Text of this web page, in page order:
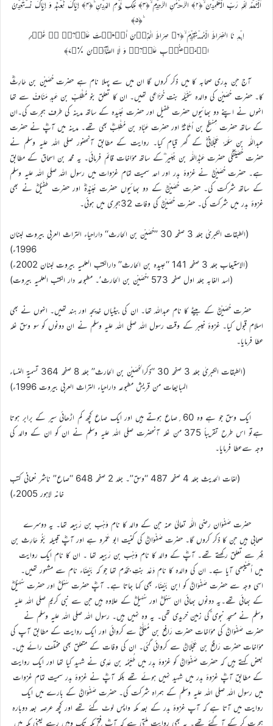
اَلۡحَمۡدُ لِلّٰہِ رَبِّ الۡعٰلَمِیۡنَ ۙ﴿۲﴾ الرَّحۡمٰنِ الرَّحِیۡمِ ۙ﴿۳﴾ مٰلِکِ یَوۡمِ الدِّیۡنِ ؕ﴿۴﴾ إِیَّاکَ نَعۡبُدُ وَ إِیَّاکَ نَسۡتَعِیۡنُ
ؕ﴿۵﴾
اِہۡدِ نَا الصِّرَاطَ الۡمُسۡتَقِیۡمَ ۙ﴿۶﴾ صِرَاطَ الَّذِیۡنَ أَنۡعَمۡتَ عَلَیۡہِمۡ ۬ۙ غَیۡرِ
الۡمَغۡضُوۡبِ عَلَیۡہِمۡ وَ لَا الضَّآلِّیۡنَ ٪﴿۷﴾
آج جن بدری صحابہ کا میں ذکر کروں گا ان میں سے پہلا نام ہے حضرت حُصَیْن بن حَارِثؓ
کا۔ حضرت حُصَیْن کی والدہ سُخَیْلَہ بنت خُزَاعِی تھیں۔ ان کا تعلق بنو مُطَّلِبْ بن عَبدِ مَنَافْ سے تھا
انہوں نے اپنے دو بھائیوں حضرت طفیل اور حضرت عُبَیدہ کے ساتھ مدینہ کی طرف ہجرت کی۔ان
کے ساتھ حضرت مِسْطَح بن اُثَاثہؓ اور حضرت عَبَّاد بن مُطَّلِبؓ بھی تھے۔ مدینہ میں آپؓ نے حضرت
عبداللّٰہ بن سَلَمَہْ عَجْلَانِیؓ کے گھر قیام کیا۔ روایت کے مطابق آنحضور صلی اللہ علیہ وسلم نے
حضرت حُصَیْنؓکی حضرت عَبْدُاللّٰہ بن جُبَیر ؓکے ساتھ مؤاخات قائم فرمائی۔ یہ محمد بن اسحاق کے مطابق
ہے۔ حضرت حُصَیْنؓ نے غزوۂ بدر اور احد سمیت تمام غزوات میں رسول اللہ صلی اللہ علیہ وسلم
کے ساتھ شرکت کی۔ حضرت حُصَیْنؓ کے دو بھائیوں حضرت عُبَیْدَہؓ اور حضرت طُفَیْلؓ نے بھی
غزوۂ بدر میں شرکت کی۔ حضرت حُصَیْنؓ کی وفات 32ہجری میں ہوئی۔
(الطبقات الکبریٰ جلد 3 صفحہ 30 ’’حُصَیْن بن الحارث‘‘ داراحیاء التراث العربی بیروت لبنان
1996ء)
(الاستیعاب جلد 3 صفحہ 141 ‘‘عبیدہ بن الحارث’’ دارالکتب العلمیہ بیروت لبنان 2002ء)
(اسد الغابہ جلد اول صفحہ 573 ‘حُصَیْن بن الحارث’۔ مطبوعہ دار الکتب العلمیہ بیروت)
حضرت حُصَیْنؓ کے بیٹے کا نام عبداللہ تھا۔ ان کی بیٹیاں خدیجہ اور ہند تھیں۔ انہوں نے بھی
اسلام قبول کیا۔ غزوۂ خیبر کے وقت رسول اللہ صلی اللہ علیہ وسلم نے ان دونوں کو سو وسق غلہ
عطا فرمایا۔
(الطبقات الکبریٰ جلد 3 صفحہ 30 ‘‘ذکرالحُصَیْن بن الحارث’’ جلد 8 صفحہ 364 تسمیة النساء
المبایعات من قریش مطبوعہ داراحیاء التراث العربی بیروت 1996ء)
ایک وسق جو ہے وہ 60؍صاع ہوتے ہیں اور ایک صاع کچھ کم اڑھائی سیر کے برابر ہوتا
ہےتو اس طرح تقریباً 375 من غلہ آنحضرت صلی اللہ علیہ وسلم نے ان کو ان کے والد کی
وجہ سےعطا فرمایا۔
(لغات الحدیث جلد 4 صفحہ 487 ‘‘وسق’’۔ جلد 2 صفحہ 648 ‘‘صاع’’ ناشر نعمانی کتب
خانہ لاہور 2005ء)
حضرت صَفْوَان رضی اللّٰہ تعالیٰ عنہ جن کے والد کا نام وَہْب بن رَبِیعہ تھا۔ یہ دوسرے
صحابی ہیں جن کا ذکر کروں گا۔ حضرت صَفْوَانؓ کی کنیت ابو عَمْرو ہے اور آپؓ قبیلہ بَنُو حَارِث بن
فِہْر سے تعلق رکھتے تھے۔ آپؓ کے والد کا نام وَہْب بن رَبِیعہ تھا ۔ ان کا نام ایک روایت
میں اُھَیْببھی آیا ہے۔ ان کی والدہ کا نام دَعْد بنتِ جَحْدَم تھا جو کہ بَیْضَاء نام سے مشہور تھیں۔
اسی وجہ سے حضرت صَفْوَانؓ کو ابن بَیْضَاء بھی کہا جاتا ہے۔ آپؓ حضرت سَہْلؓ اور حضرت سُہَیْلؓ
کے بھائی تھے۔یہ دونوں بھائی ان سَہْلؓ اور سُہَیلؓ کے علاوہ ہیں جن سے نبی کریم صلی اللہ علیہ
وسلم نے مسجد نبوی ؐکی زمین خریدی تھی۔ یہ وہ نہیں ہیں۔ رسول اللہ صلی اللہ علیہ وسلم نے
حضرت صَفْوَانؓ کی مؤاخات حضرت رَافِع بن مُعَلّٰیؓ سے کروائی اور ایک روایت کے مطابق آپ کی
مؤاخات حضرت رَافِعْ بن عَجْلَانؓ سے کروائی گئی۔ ان کی وفات کے متعلق بھی مختلف رائے ہیں۔
بعض کہتے ہیں کہ حضرت صَفْوَانؓ کو غزوۂ بدر میں طُعَیْمَہ بن عَدِی نے شہید کیا تھا اور ایک روایت
کے مطابق آپؓ غزوۂ بدر میں شہید نہیں ہوئے تھے بلکہ آپؓ نے غزوۂ بدر سمیت تمام غزوات
میں رسول اللہ صلی اللہ علیہ وسلم کے ہمراہ شرکت کی۔ حضرت صَفْوَانؓ کے بارے میں ایک
روایت میں آتا ہے کہ آپ غزوۂ بدر کے بعد مکہ واپس لوٹ گئے تھے اور کچھ عرصہ بعد دوبارہ
ہجرت کر کے آ گئے تھے۔ یہ بھی روایت ملتی ہے کہ آپؓ فتح مکہ تک وہیں رہے یعنی مکہ میں